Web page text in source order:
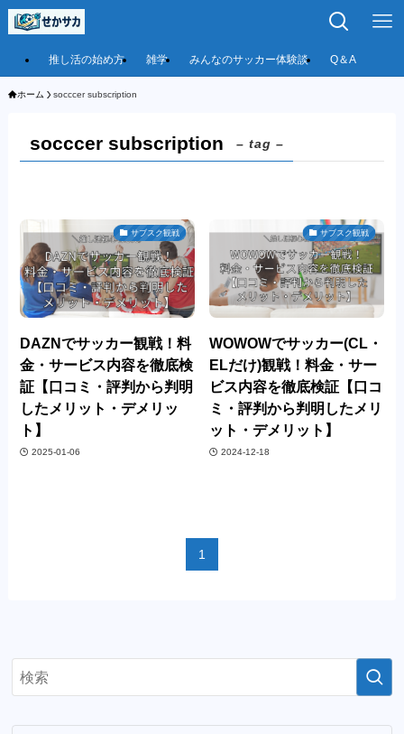
推し活の始め方 雑学 みんなのサッカー体験談 Q＆A
ホーム socccer subscription
socccer subscription – tag –
サブスク観戦
DAZNでサッカー観戦！料
金・サービス内容を徹底検
証【口コミ・評判から判明
したメリット・デメリッ
ト】
2025-01-06
サブスク観戦
WOWOWでサッカー(CL・
ELだけ)観戦！料金・サー
ビス内容を徹底検証【口コ
ミ・評判から判明したメリ
ット・デメリット】
2024-12-18
1